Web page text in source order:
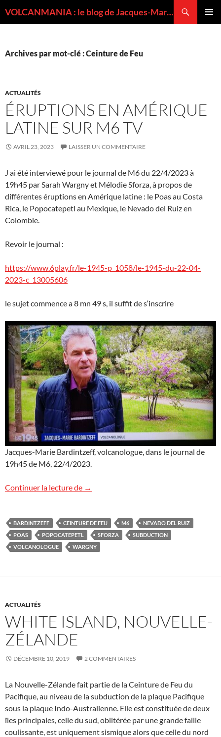
VOLCANMANIA : le blog de Jacques-Marie BARDINTZEFF, volcanologue
Archives par mot-clé : Ceinture de Feu
ACTUALITÉS
ÉRUPTIONS EN AMÉRIQUE
LATINE SUR M6 TV
AVRIL 23, 2023 LAISSER UN COMMENTAIRE
J ai été interviewé pour le journal de M6 du 22/4/2023 à
19h45 par Sarah Wargny et Mélodie Sforza, à propos de
différentes éruptions en Amérique latine : le Poas au Costa
Rica, le Popocatepetl au Mexique, le Nevado del Ruiz en
Colombie.
Revoir le journal :
https://www.6play.fr/le-1945-p_1058/le-1945-du-22-04-
2023-c_13005606
le sujet commence a 8 mn 49 s, il suffit de s‘inscrire
Jacques-Marie Bardintzeff, volcanologue, dans le journal de
19h45 de M6, 22/4/2023.
Continuer la lecture de Éruptions en Amérique latine sur M6 TV
→
BARDINTZEFF CEINTURE DE FEU M6
NEVADO DEL RUIZ
POAS
POPOCATEPETL SFORZA
SUBDUCTION
VOLCANOLOGUE
WARGNY
ACTUALITÉS
WHITE ISLAND, NOUVELLE-
ZÉLANDE
DÉCEMBRE 10, 2019 2 COMMENTAIRES
La Nouvelle-Zélande fait partie de la Ceinture de Feu du
Pacifique, au niveau de la subduction de la plaque Pacifique
sous la plaque Indo-Australienne. Elle est constituée de deux
îles principales, celle du sud, oblitérée par une grande faille
coulissante, est uniquement sismique alors que celle du nord